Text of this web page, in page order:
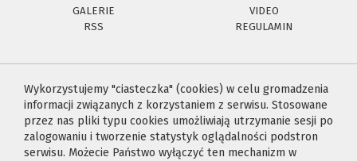
GALERIE
VIDEO
RSS
REGULAMIN
Wykorzystujemy "ciasteczka" (cookies) w celu gromadzenia
informacji związanych z korzystaniem z serwisu. Stosowane
przez nas pliki typu cookies umożliwiają utrzymanie sesji po
zalogowaniu i tworzenie statystyk oglądalności podstron
serwisu. Możecie Państwo wyłączyć ten mechanizm w